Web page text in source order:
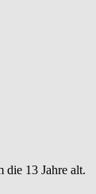
die 13 Jahre alt.